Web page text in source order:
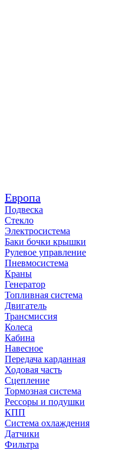
Европа
Подвеска
Стекло
Электросистема
Баки бочки крышки
Рулевое управление
Пневмосистема
Краны
Генератор
Топливная система
Двигатель
Трансмиссия
Колеса
Кабина
Навесное
Передача карданная
Ходовая часть
Сцепление
Тормозная система
Рессоры и подушки
КПП
Система охлаждения
Датчики
Фильтра